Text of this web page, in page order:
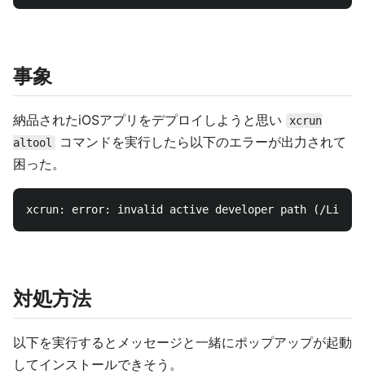
事象
納品されたiOSアプリをデプロイしようと思い
xcrun
altool
コマンドを実行したら以下のエラーが出力されて
困った。
対処方法
以下を実行するとメッセージと一緒にポップアップが起動
してインストールできそう。